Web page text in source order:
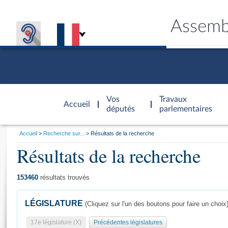
Accueil
d'accueil
Vos
députés
Travaux
parlementaires
Général
Vous
Accueil Recherche sur... Résultats de la recherche
Résultats de la recherche
153460 résultats trouvés
LÉGISLATURE (Cliquez sur l'un des boutons pour faire un choix)
17e législature (X) Précédentes législatures